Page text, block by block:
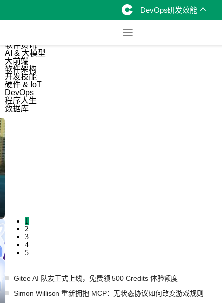
DevOps研发效能
软件资讯
AI & 大模型
大前端
软件架构
开发技能
硬件 & IoT
DevOps
程序人生
数据库
1
2
3
4
5
Gitee AI 队友正式上线，免费领 500 Credits 体验额度
Simon Willison 重新拥抱 MCP：无状态协议如何改变游戏规则